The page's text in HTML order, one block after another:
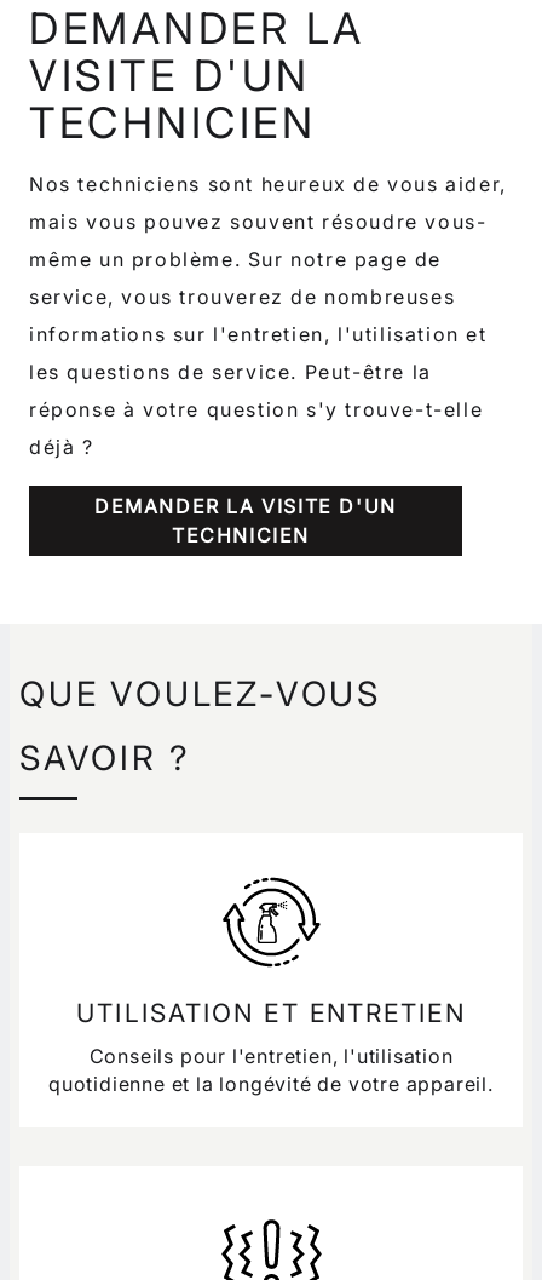
DEMANDER LA
VISITE D'UN
TECHNICIEN
Nos techniciens sont heureux de vous aider,
mais vous pouvez souvent résoudre vous-
même un problème. Sur notre page de
service, vous trouverez de nombreuses
informations sur l'entretien, l'utilisation et
les questions de service. Peut-être la
réponse à votre question s'y trouve-t-elle
déjà ?
DEMANDER LA VISITE D'UN
TECHNICIEN
QUE VOULEZ-VOUS
SAVOIR ?
UTILISATION ET ENTRETIEN
Conseils pour l'entretien, l'utilisation
quotidienne et la longévité de votre appareil.